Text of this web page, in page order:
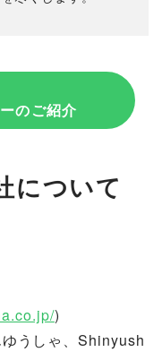
のご紹介
について
)
うしゃ、Shinyush